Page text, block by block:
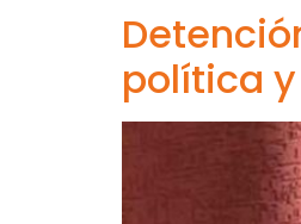
política